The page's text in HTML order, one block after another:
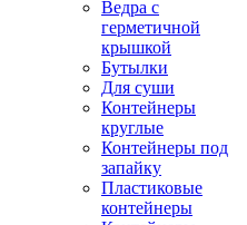
Ведра с
герметичной
крышкой
Бутылки
Для суши
Контейнеры
круглые
Контейнеры под
запайку
Пластиковые
контейнеры